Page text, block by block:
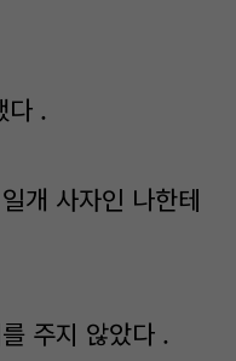
다 .
개 사자인 나한테
주지 않았다 .